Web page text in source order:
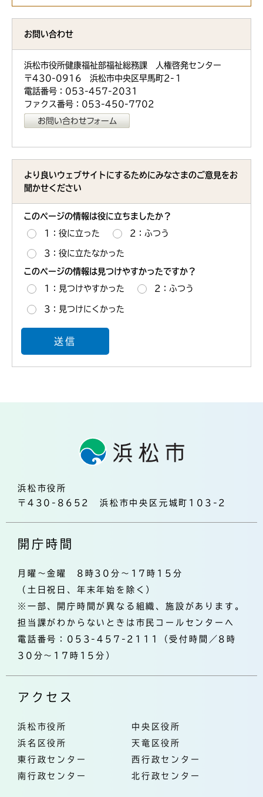
お問い合わせ
浜松市役所健康福祉部福祉総務課 人権啓発センター
〒430-0916 浜松市中央区早馬町2-１
電話番号：053-457-2031
ファクス番号：053-450-7702
より良いウェブサイトにするためにみなさまのご意見をお
聞かせください
このページの情報は役に立ちましたか？
1：役に立った 2：ふつう
3：役に立たなかった
このページの情報は見つけやすかったですか？
1：見つけやすかった 2：ふつう
3：見つけにくかった
浜松市役所
〒430-8652 浜松市中央区元城町103-2
開庁時間
月曜～金曜 8時30分～17時15分
（土日祝日、年末年始を除く）
※一部、開庁時間が異なる組織、施設があります。
担当課がわからないときは市民コールセンターへ
電話番号：053-457-2111（受付時間／8時
30分～17時15分）
アクセス
浜松市役所
中央区役所
浜名区役所
天竜区役所
東行政センター
西行政センター
南行政センター
北行政センター